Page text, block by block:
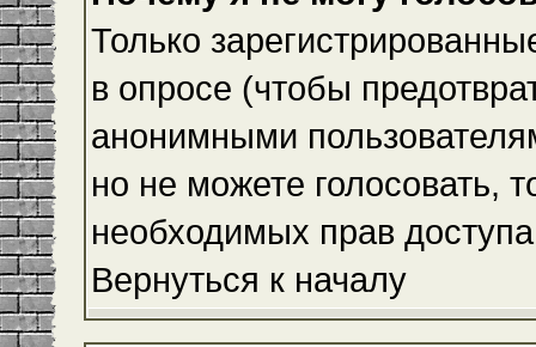
Только
в опросе (чтобы
анонимными
но не можете голосовать,
необходимых прав
Вернуться к началу